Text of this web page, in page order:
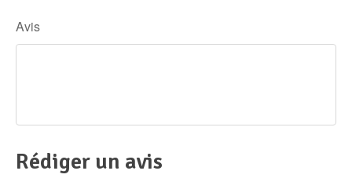
Avis
Rédiger un avis